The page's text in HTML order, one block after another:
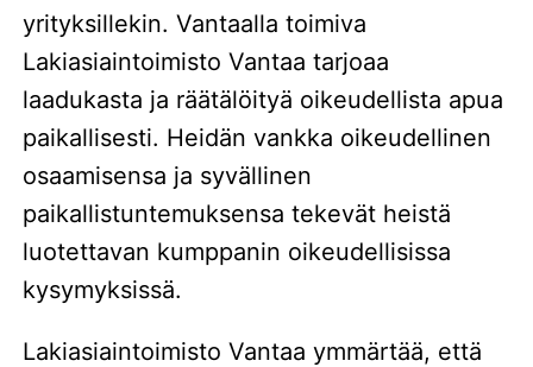
yrityksillekin. Vantaalla toimiva
Lakiasiaintoimisto Vantaa tarjoaa
laadukasta ja räätälöityä oikeudellista apua
paikallisesti. Heidän vankka oikeudellinen
osaamisensa ja syvällinen
paikallistuntemuksensa tekevät heistä
luotettavan kumppanin oikeudellisissa
kysymyksissä.
Lakiasiaintoimisto Vantaa ymmärtää, että